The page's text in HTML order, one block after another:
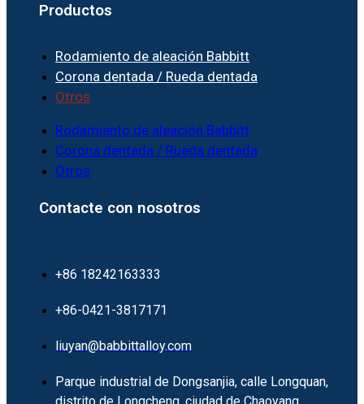
Productos
Rodamiento de aleación Babbitt
Corona dentada / Rueda dentada
Otros
Rodamiento de aleación Babbitt
Corona dentada / Rueda dentada
Otros
Contacte con nosotros
+86 18242163333
+86-0421-3817171
liuyan@babbittalloy.com
Parque industrial de Dongsanjia, calle Longquan,